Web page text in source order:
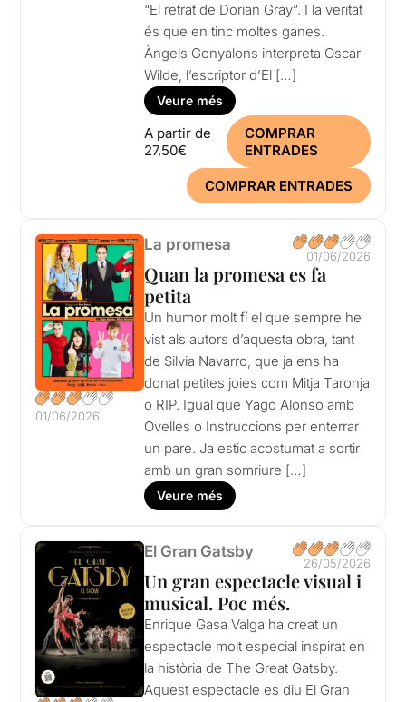
“El retrat de Dorian Gray”. I la veritat
és que en tinc moltes ganes.
Àngels Gonyalons interpreta Oscar
Wilde, l’escriptor d’El […]
Veure més
A partir de
27,50€
COMPRAR
ENTRADES
COMPRAR ENTRADES
01/06/2026
La promesa
01/06/2026
Quan la promesa es fa
petita
Un humor molt fí el que sempre he
vist als autors d’aquesta obra, tant
de Silvia Navarro, que ja ens ha
donat petites joies com Mitja Taronja
o RIP. Igual que Yago Alonso amb
Ovelles o Instruccions per enterrar
un pare. Ja estic acostumat a sortir
amb un gran somriure […]
Veure més
El Gran Gatsby
26/05/2026
Un gran espectacle visual i
musical. Poc més.
Enrique Gasa Valga ha creat un
espectacle molt especial inspirat en
la història de The Great Gatsby.
Aquest espectacle es diu El Gran